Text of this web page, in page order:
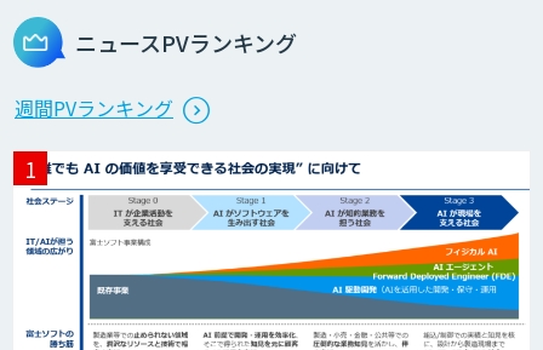
Dify開発支援
貴社専用ナレッジAI構築
SELFBOT AIエージェント
ニュースPVランキング
週間PVランキング